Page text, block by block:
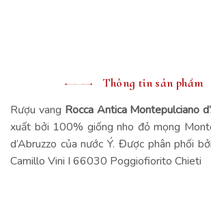
Thông tin sản phẩm
Rượu vang Rocca Antica Montepulciano
xuất bởi 100% giống nho đỏ mọng
d’Abruzzo của nước Ý. Được phân phối
Camillo Vini I 66030 Poggiofiorito Chieti